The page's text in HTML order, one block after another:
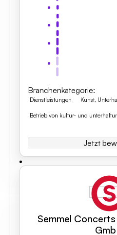
Branchenkategorie:
Dienstleistungen Kunst,
Betrieb von kultur- und
Jetzt
Semmel